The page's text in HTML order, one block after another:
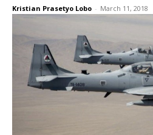
Kristian Prasetyo Lobo - March 11, 2018